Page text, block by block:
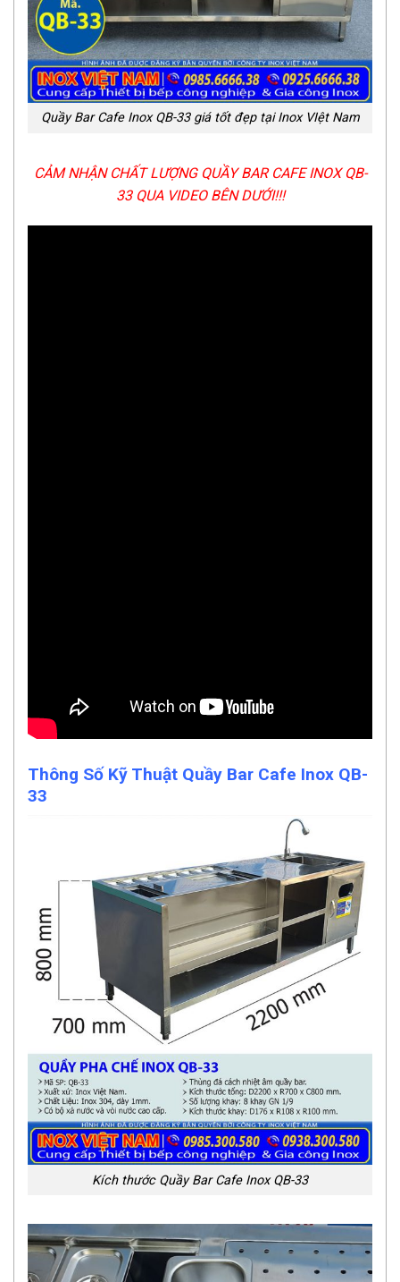
Quầy Bar Cafe Inox QB-33 giá tốt đẹp tại Inox VIệt Nam
CẢM NHẬN CHẤT LƯỢNG QUẦY BAR CAFE INOX QB-
33 QUA VIDEO BÊN DƯỚI!!!
Thông Số Kỹ Thuật Quầy Bar Cafe Inox QB-
33
Kích thước Quầy Bar Cafe Inox QB-33